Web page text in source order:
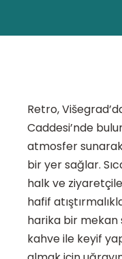
Retro,
Caddesi’nde
atmosfer
bir yer sağlar.
halk ve
hafif
harika bir mekan
kahve ile keyif